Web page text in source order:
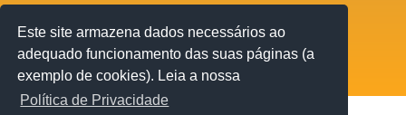
Este site armazena dados necessários ao
adequado funcionamento das suas páginas (a
exemplo de cookies). Leia a nossa
Política de Privacidade